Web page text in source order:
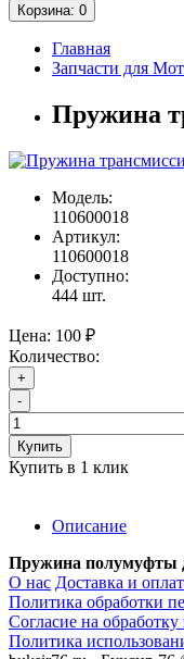
Корзина: 0
Главная
Запчасти для
Пружина
Модель:
110600018
Артикул:
110600018
Доступно:
444 шт.
Цена: 100 ₽
Количество:
+
-
Купить
Купить в 1 клик
Описание
Пружина полумуфты
О нас Доставка и
Политика обработки
Согласие на
Политика